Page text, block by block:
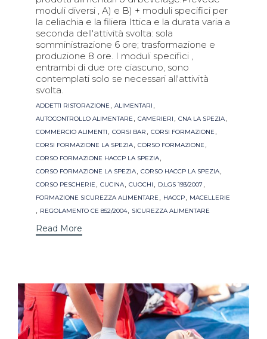
moduli diversi , A) e B) + moduli specifici per
la celiachia e la filiera Ittica e la durata varia a
seconda dell'attività svolta: sola
somministrazione 6 ore; trasformazione e
produzione 8 ore. I moduli specifici ,
entrambi di due ore ciascuno, sono
contemplati solo se necessari all'attività
svolta.
Tags
ADDETTI RISTORAZIONE , ALIMENTARI ,
AUTOCONTROLLO ALIMENTARE , CAMERIERI , CNA LA SPEZIA,
COMMERCIO ALIMENTI , CORSI BAR , CORSI FORMAZIONE ,
CORSI FORMAZIONE LA SPEZIA, CORSO FORMAZIONE ,
CORSO FORMAZIONE HACCP LA SPEZIA,
CORSO FORMAZIONE LA SPEZIA, CORSO HACCP LA SPEZIA,
CORSO PESCHERIE , CUCINA, CUOCHI , D.LGS 193/2007 ,
FORMAZIONE SICUREZZA ALIMENTARE , HACCP, MACELLERIE
, REGOLAMENTO CE 852/2004, SICUREZZA ALIMENTARE
Read More